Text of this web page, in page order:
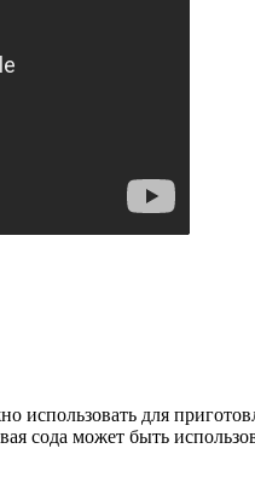
для
сода может быть